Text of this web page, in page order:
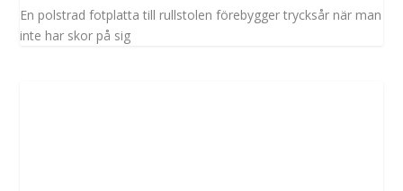
En polstrad fotplatta till rullstolen förebygger trycksår när man
inte har skor på sig